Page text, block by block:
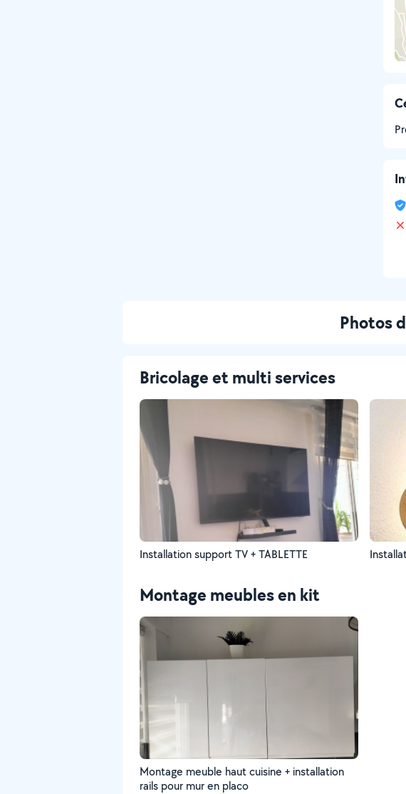
Photos
Bricolage et multi services
Installation support TV + TABLETTE
Montage meubles en kit
Montage meuble haut cuisine + installation
rails pour mur en placo